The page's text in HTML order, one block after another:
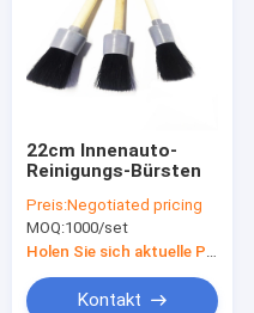
22cm Innenauto-
Reinigungs-Bürsten
Preis:Negotiated pricing
MOQ:1000/set
Kontakt